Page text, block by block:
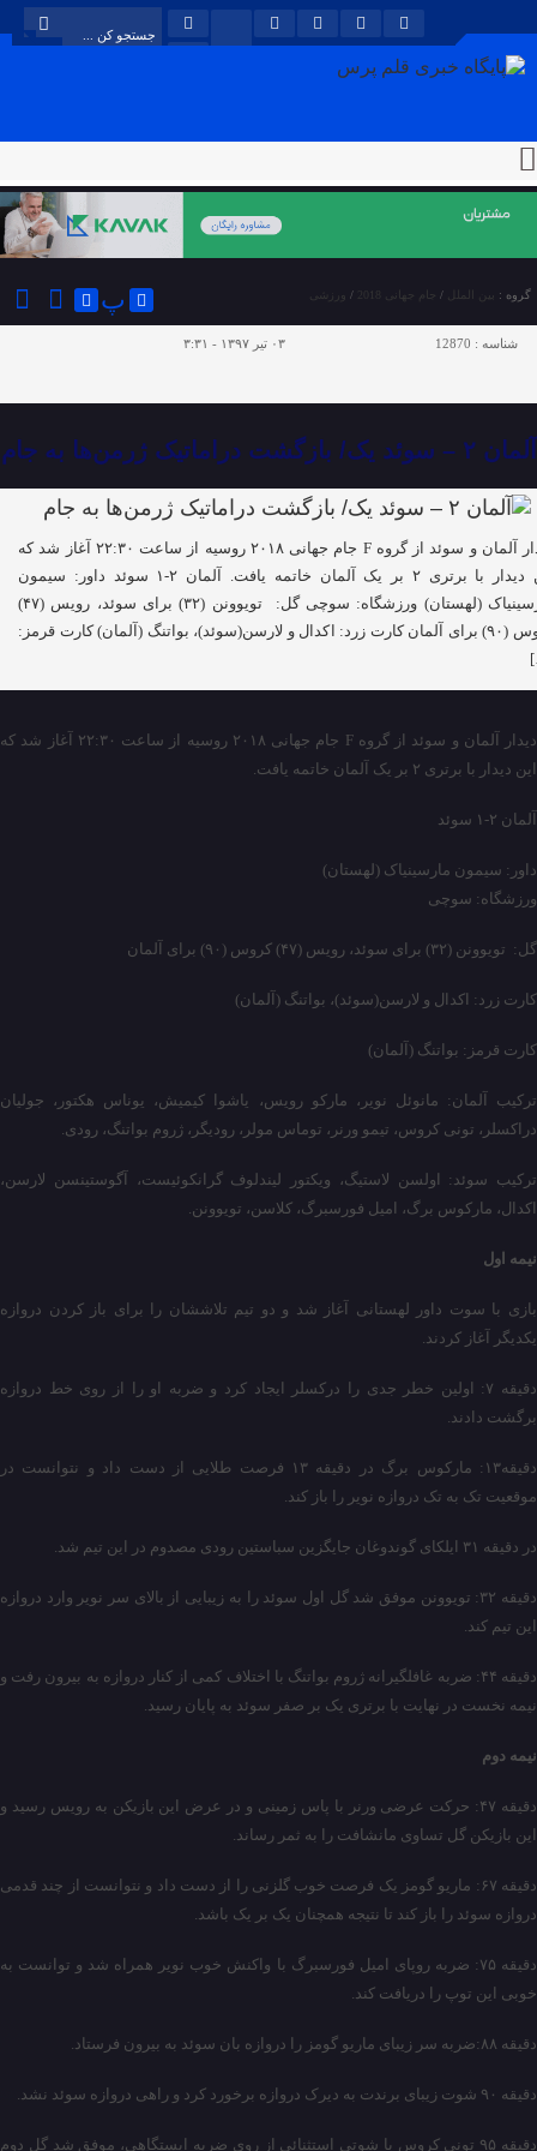
گروه : بین الملل / جام جهانی 2018 / ورزشی پ
شناسه : 12870 ۰۳ تیر ۱۳۹۷ - ۳:۳۱
آلمان ۲ – سوئد یک/ بازگشت دراماتیک ژرمن‌ها به جام
دیدار آلمان و سوئد از گروه F جام جهانی ۲۰۱۸ روسیه از ساعت ۲۲:۳۰ آغاز شد که
این دیدار با برتری ۲ بر یک آلمان خاتمه یافت. آلمان ۲-۱ سوئد داور: سیمون
مارسینیاک (لهستان) ورزشگاه: سوچی گل: تویوونن (۳۲) برای سوئد، رویس (۴۷)
کروس (۹۰) برای آلمان کارت زرد: اکدال و لارسن(سوئد)، بواتنگ (آلمان) کارت قرمز:
دیدار آلمان و سوئد از گروه F جام جهانی ۲۰۱۸ روسیه از ساعت ۲۲:۳۰ آغاز شد که
این دیدار با برتری ۲ بر یک آلمان خاتمه یافت.
آلمان ۲-۱ سوئد
داور: سیمون مارسینیاک (لهستان)
ورزشگاه: سوچی
گل: تویوونن (۳۲) برای سوئد، رویس (۴۷) کروس (۹۰) برای آلمان
کارت زرد: اکدال و لارسن(سوئد)، بواتنگ (آلمان)
کارت قرمز: بواتنگ (آلمان)
ترکیب آلمان: مانوئل نویر، مارکو رویس، یاشوا کیمیش، یوناس هکتور، جولیان
دراکسلر، تونی کروس، تیمو ورنر، توماس مولر، رودیگر، ژروم بواتنگ، رودی.
ترکیب سوئد: اولسن لاستیگ، ویکتور لیندلوف گرانکوئیست، آگوستینسن لارسن،
اکدال، مارکوس برگ، امیل فورسبرگ، کلاسن، تویوونن.
نیمه اول
بازی با سوت داور لهستانی آغاز شد و دو تیم تلاششان را برای باز کردن دروازه
یکدیگر آغاز کردند.
دقیقه ۷: اولین خطر جدی را درکسلر ایجاد کرد و ضربه او را از روی خط دروازه
برگشت دادند.
دقیقه۱۳: مارکوس برگ در دقیقه ۱۳ فرصت طلایی از دست داد و نتوانست در
موقعیت تک به تک دروازه نویر را باز کند.
در دقیقه ۳۱ ایلکای گوندوغان جایگزین سباستین رودی مصدوم در این تیم شد.
دقیقه ۳۲: تویوونن موفق شد گل اول سوئد را به زیبایی از بالای سر نویر وارد دروازه
این تیم کند.
دقیقه ۴۴: ضربه غافلگیرانه ژروم بواتنگ با اختلاف کمی از کنار دروازه به بیرون رفت و
نیمه نخست در نهایت با برتری یک بر صفر سوئد به پایان رسید.
نیمه دوم
دقیقه ۴۷: حرکت عرضی ورنر با پاس زمینی و در عرض این بازیکن به رویس رسید و
این بازیکن گل تساوی مانشافت را به ثمر رساند.
دقیقه ۶۷: ماریو گومز یک فرصت خوب گلزنی را از دست داد و نتوانست از چند قدمی
دروازه سوئد را باز کند تا نتیجه همچنان یک بر یک باشد.
دقیقه ۷۵: ضربه روپای امیل فورسبرگ با واکنش خوب نویر همراه شد و توانست به
خوبی این توپ را دریافت کند.
دقیقه ۸۸:‌ضربه سر زیبای ماریو گومز را دروازه بان سوئد به بیرون فرستاد.
دقیقه ۹۰ شوت زیبای برندت به دیرک دروازه برخورد کرد و راهی دروازه سوئد نشد.
دقیقه ۹۵ تونی کروس با شوتی استثنائی از روی ضربه ایستگاهی، موفق شد گل دوم